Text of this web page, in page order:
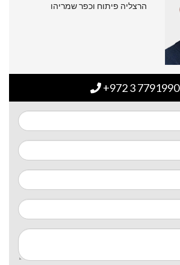
הרצליה פיתוח וכפר שמריהו
+972 3 7791990